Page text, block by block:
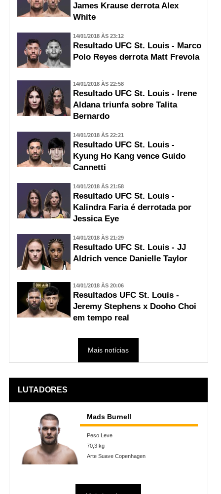
James Krause derrota Alex
White
14/01/2018 ÀS 23:12
Resultado UFC St. Louis - Marco
Polo Reyes derrota Matt Frevola
14/01/2018 ÀS 22:58
Resultado UFC St. Louis - Irene
Aldana triunfa sobre Talita
Bernardo
14/01/2018 ÀS 22:21
Resultado UFC St. Louis -
Kyung Ho Kang vence Guido
Cannetti
14/01/2018 ÀS 21:58
Resultado UFC St. Louis -
Kalindra Faria é derrotada por
Jessica Eye
14/01/2018 ÀS 21:29
Resultado UFC St. Louis - JJ
Aldrich vence Danielle Taylor
14/01/2018 ÀS 20:06
Resultados UFC St. Louis -
Jeremy Stephens x Dooho Choi
em tempo real
Mais notícias
LUTADORES
Mads Burnell
Peso Leve
70,3 kg
Arte Suave Copenhagen